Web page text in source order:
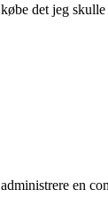
det jeg
en